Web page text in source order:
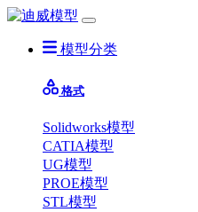
模型分类
格式
Solidworks模型
CATIA模型
UG模型
PROE模型
STL模型